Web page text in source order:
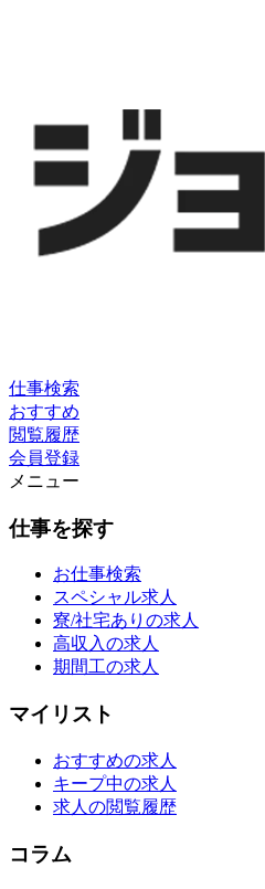
仕事検索
おすすめ
閲覧履歴
会員登録
メニュー
仕事を探す
お仕事検索
スペシャル求人
寮/社宅ありの求人
高収入の求人
期間工の求人
マイリスト
おすすめの求人
キープ中の求人
求人の閲覧履歴
コラム